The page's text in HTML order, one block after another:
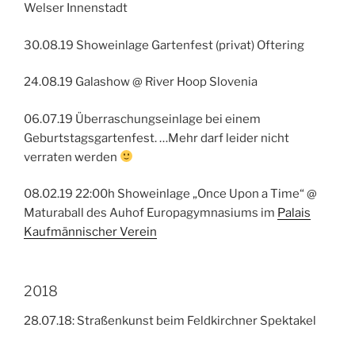
Welser Innenstadt
30.08.19 Showeinlage Gartenfest (privat) Oftering
24.08.19 Galashow @ River Hoop Slovenia
06.07.19 Überraschungseinlage bei einem
Geburtstagsgartenfest. …Mehr darf leider nicht
verraten werden
08.02.19 22:00h Showeinlage „Once Upon a Time“ @
Maturaball des Auhof Europagymnasiums im Palais
Kaufmännischer Verein
2018
28.07.18: Straßenkunst beim Feldkirchner Spektakel